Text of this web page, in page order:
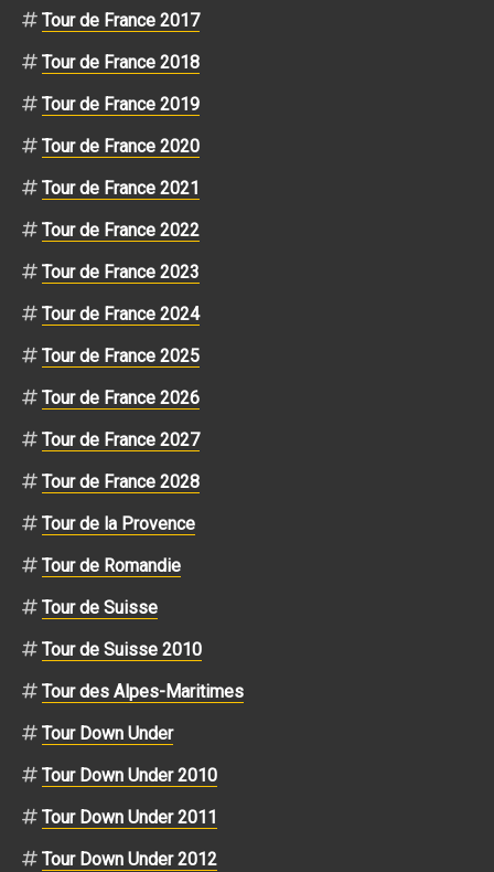
Tour de France 2017
Tour de France 2018
Tour de France 2019
Tour de France 2020
Tour de France 2021
Tour de France 2022
Tour de France 2023
Tour de France 2024
Tour de France 2025
Tour de France 2026
Tour de France 2027
Tour de France 2028
Tour de la Provence
Tour de Romandie
Tour de Suisse
Tour de Suisse 2010
Tour des Alpes-Maritimes
Tour Down Under
Tour Down Under 2010
Tour Down Under 2011
Tour Down Under 2012